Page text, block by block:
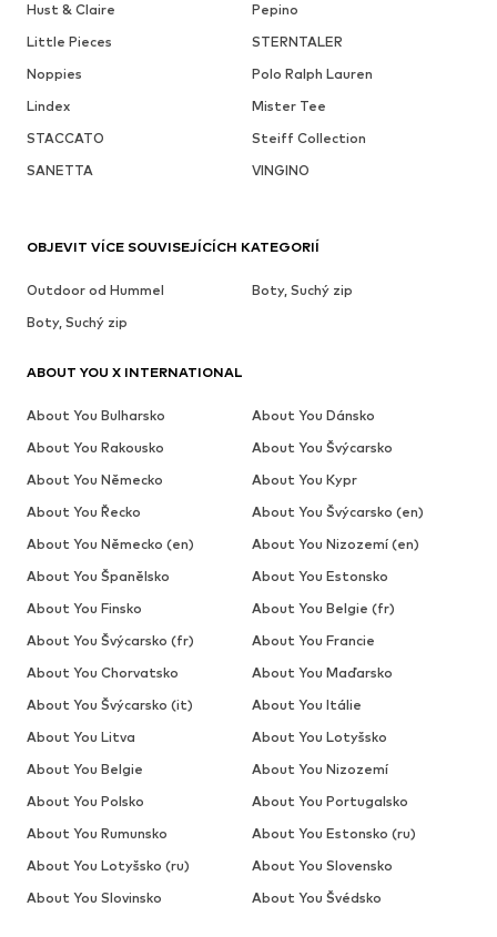
Hust & Claire
Pepino
Little Pieces
STERNTALER
Noppies
Polo Ralph Lauren
Lindex
Mister Tee
STACCATO
Steiff Collection
SANETTA
VINGINO
OBJEVIT VÍCE SOUVISEJÍCÍCH KATEGORIÍ
Outdoor od Hummel
Boty, Suchý zip
Boty, Suchý zip
ABOUT YOU X INTERNATIONAL
About You Bulharsko
About You Dánsko
About You Rakousko
About You Švýcarsko
About You Německo
About You Kypr
About You Řecko
About You Švýcarsko (en)
About You Německo (en)
About You Nizozemí (en)
About You Španělsko
About You Estonsko
About You Finsko
About You Belgie (fr)
About You Švýcarsko (fr)
About You Francie
About You Chorvatsko
About You Maďarsko
About You Švýcarsko (it)
About You Itálie
About You Litva
About You Lotyšsko
About You Belgie
About You Nizozemí
About You Polsko
About You Portugalsko
About You Rumunsko
About You Estonsko (ru)
About You Lotyšsko (ru)
About You Slovensko
About You Slovinsko
About You Švédsko